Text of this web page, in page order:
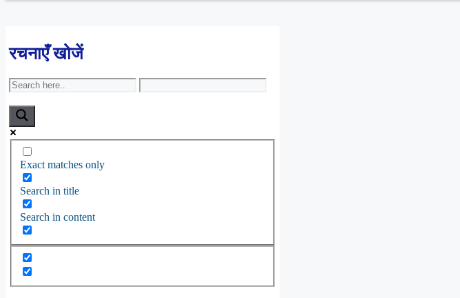
रचनाएँ खोजें
Exact matches only
Search in title
Search in content